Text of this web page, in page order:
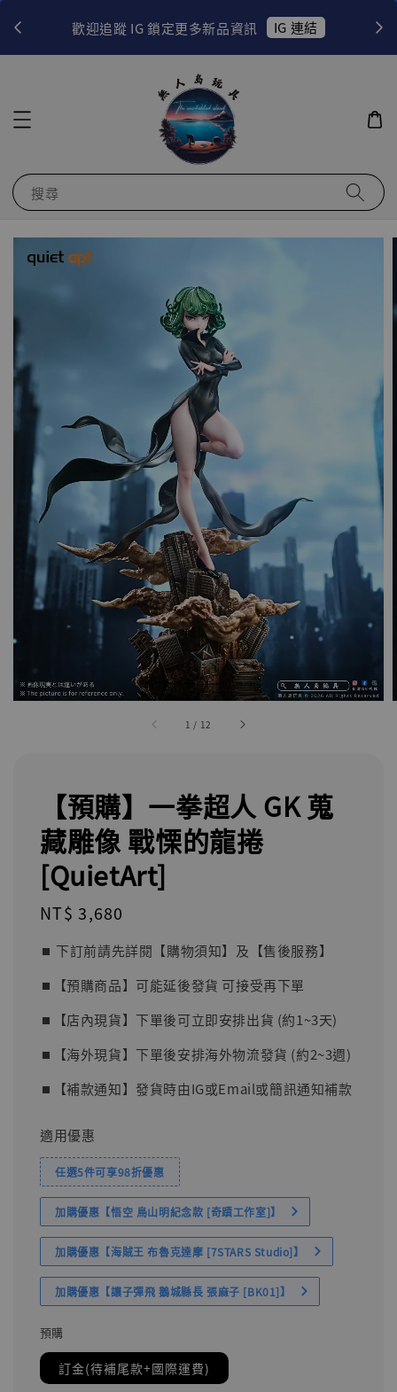
歡迎追蹤 IG 鎖定更多新品資訊 IG 連結
搜尋
1 / 12
【預購】一拳超人 GK 蒐
藏雕像 戰慄的龍捲
[QuietArt]
Regular
NT$ 3,680
⏹︎ 下訂前請先詳閱【購物須知】及【售後服務】
⏹︎【預購商品】可能延後發貨 可接受再下單
⏹︎【店內現貨】下單後可立即安排出貨 (約1~3天)
⏹︎【海外現貨】下單後安排海外物流發貨 (約2~3週)
⏹︎【補款通知】發貨時由IG或Email或簡訊通知補款
適用優惠
任選5件可享98折優惠
加購優惠【悟空 鳥山明紀念款 [奇蹟工作室]】
加購優惠【海賊王 布魯克達摩 [7STARS Studio]】
加購優惠【讓子彈飛 鵝城縣長 張麻子 [BK01]】
預購
訂金(待補尾款+國際運費)